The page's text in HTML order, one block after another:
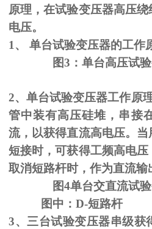
原理，在试验变压器高压
电压。
1、 单台试验变压器的工作
图3 ：单台高压试
2、单台试验变压器工作原
管中装有高压硅堆，串接
流，以获得直流高电压。
短接时，可获得工频高电压
取消短路杆时，作为直流输
图4单台交直流试
图中： D-短路
3、三台试验变压器串级获